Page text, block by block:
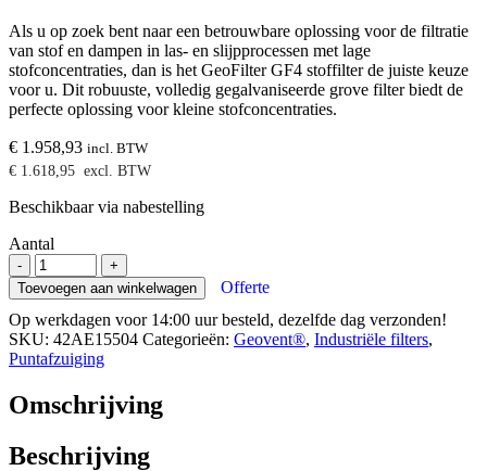
Als u op zoek bent naar een betrouwbare oplossing voor de filtratie
van stof en dampen in las- en slijpprocessen met lage
stofconcentraties, dan is het GeoFilter GF4 stoffilter de juiste keuze
voor u. Dit robuuste, volledig gegalvaniseerde grove filter biedt de
perfecte oplossing voor kleine stofconcentraties.
€ 1.958,93 incl. BTW
€ 1.618,95 excl. BTW
Beschikbaar via nabestelling
Aantal
-
GeoFilter
GF4
Stoffilter
aantal
+
Toevoegen aan winkelwagen
Offerte
Op werkdagen voor 14:00 uur besteld, dezelfde dag verzonden!
SKU: 42AE15504 Categorieën: Geovent®, Industriële filters,
Puntafzuiging
Omschrijving
Beschrijving